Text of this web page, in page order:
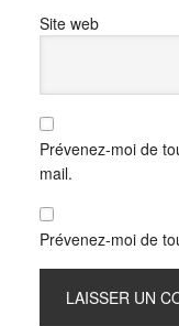
Site web
Prévenez-moi de
mail.
Prévenez-moi de